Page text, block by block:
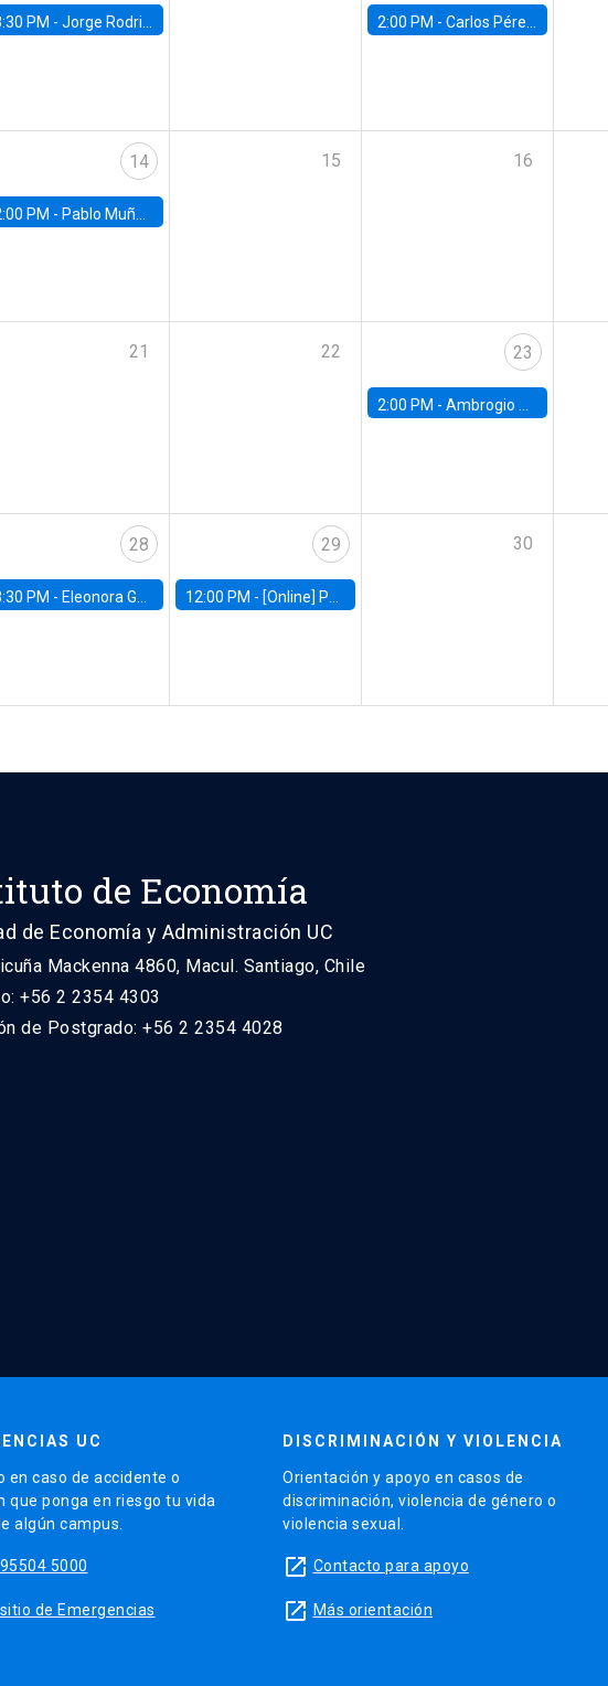
PM -Jorge Rodriguez, Universidad de Los Andes 2:00 PM - Carlos Pérez, Universidad Finis Terrae
14
PM - Pablo Muñoz, Universidad de Chile
15 16
21 22 23
2:00 PM - Ambrogio Cesa-Bianchi, Bank of England
28
PM - Eleonora Guarnieri, Exeter University
29
12:00 PM - [Online] Pablo Slutzky, University of Maryland
30
de Economía
de Economía y Administración UC
Mackenna 4860, Macul. Santiago, Chile
+56 2 2354 4303
de Postgrado: +56 2 2354 4028
UC
en caso de accidente o
que ponga en riesgo tu vida
algún campus.
5000
sitio de Emergencias
DISCRIMINACIÓN Y VIOLENCIA
Orientación y apoyo en casos de
discriminación, violencia de género o
violencia sexual.
launch Contacto para apoyo
launch Más orientación